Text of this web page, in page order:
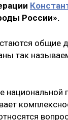
России».
общие
так
национальной